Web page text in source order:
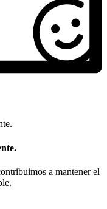
a mantener el